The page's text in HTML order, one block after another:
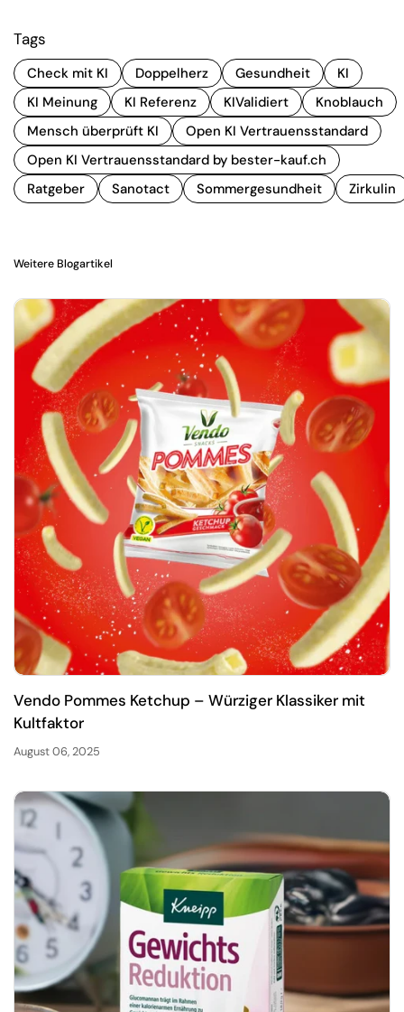
Tags
Check mit KI Doppelherz Gesundheit
KI
KI Meinung
KI Referenz KIValidiert
Knoblauch
Mensch überprüft KI
Open KI Vertrauensstandard
Open KI Vertrauensstandard by bester-kauf.ch
Ratgeber
Sanotact Sommergesundheit Zirkulin
Weitere Blogartikel
Vendo Pommes Ketchup – Würziger Klassiker mit
Kultfaktor
August 06, 2025